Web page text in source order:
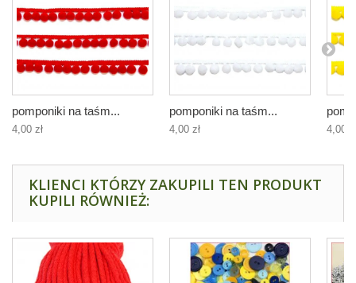
pomponiki na taśm...
4,00 zł
pomponiki na taśm...
4,00 zł 4,00
KLIENCI KTÓRZY ZAKUPILI TEN PRODUKT
KUPILI RÓWNIEŻ: